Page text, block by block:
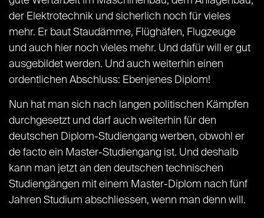
der Elektrotechnik und sicherlich noch für vieles
mehr. Er baut Staudämme, Flüghäfen, Flugzeuge
und auch hier noch vieles mehr. Und dafür will er gut
ausgebildet werden. Und auch weiterhin einen
ordentlichen Abschluss: Ebenjenes Diplom!
Nun hat man sich nach langen politischen Kämpfen
durchgesetzt und darf auch weiterhin für den
deutschen Diplom-Studiengang werben, obwohl er
de facto ein Master-Studiengang ist. Und deshalb
kann man jetzt an den deutschen technischen
Studiengängen mit einem Master-Diplom nach fünf
Jahren Studium abschliessen, wenn man denn will.